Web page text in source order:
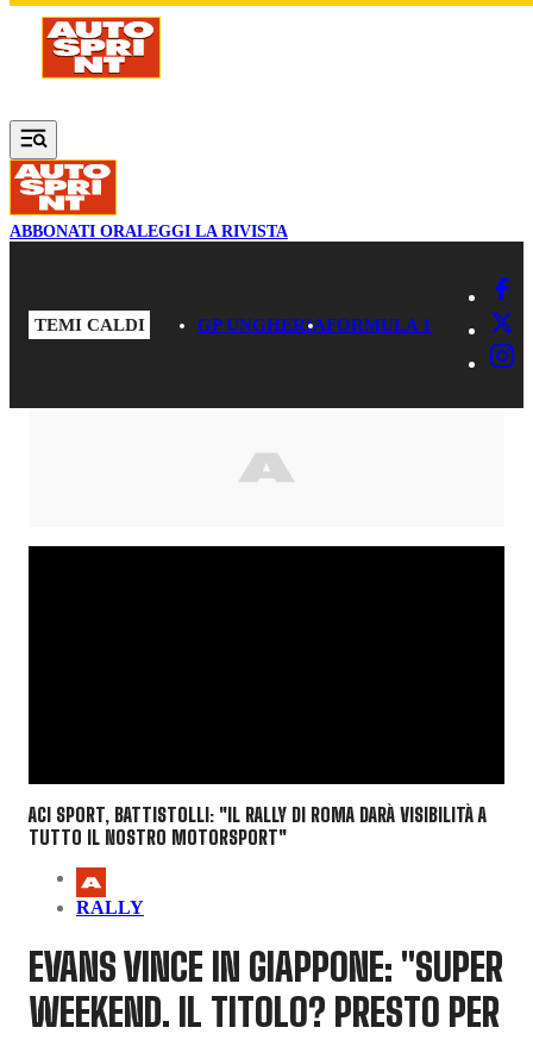
Vai al contenuto principale
ABBONATI ORALEGGI LA RIVISTA
TEMI CALDI GP UNGHERIAFORMULA 1
ACI SPORT, BATTISTOLLI: "IL RALLY DI ROMA DARÀ VISIBILITÀ A
TUTTO IL NOSTRO MOTORSPORT"
RALLY
EVANS VINCE IN GIAPPONE: "SUPER
WEEKEND. IL TITOLO? PRESTO PER